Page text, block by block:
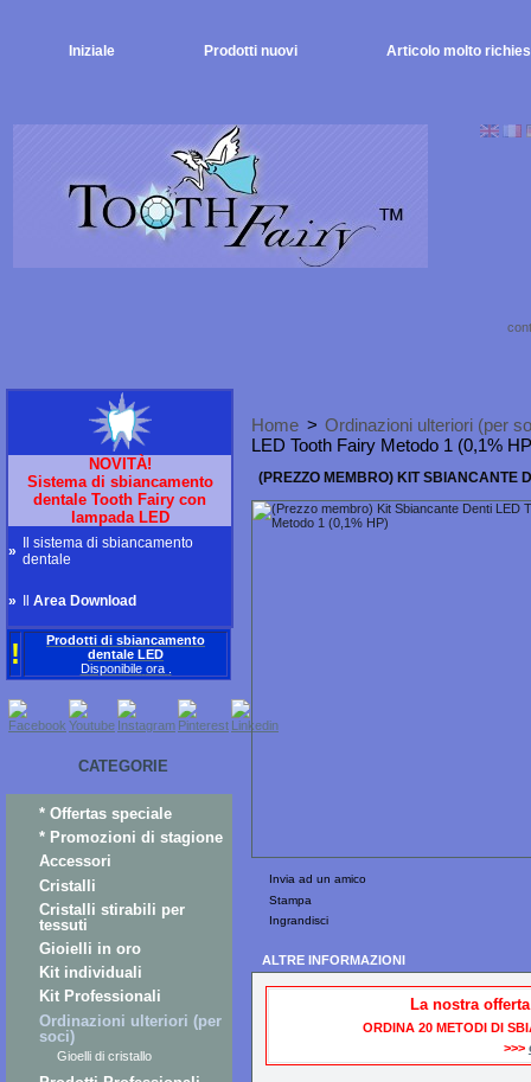
Iniziale Prodotti nuovi Articolo molto
NOVITÀ!
Sistema di sbiancamento
dentale Tooth Fairy con
lampada LED
»
Il sistema di sbiancamento
dentale
» Area Download
!
Prodotti di sbiancamento
dentale LED
Disponibile ora
CATEGORIE
* Offertas speciale
* Promozioni di stagione
Accessori
Cristalli
Cristalli stirabili per
tessuti
Gioielli in oro
Kit individuali
Kit Professionali
Ordinazioni ulteriori (per
soci)
Gioelli di cristallo
Home > Ordinazioni ulteriori (per
LED Tooth Fairy Metodo 1 (0,1%
(PREZZO MEMBRO) KIT SBIANCANTE
Invia ad un amico
Stampa
Ingrandisci
ALTRE INFORMAZIONI
La nostra
ORDINA 20 METODI DI
>>>